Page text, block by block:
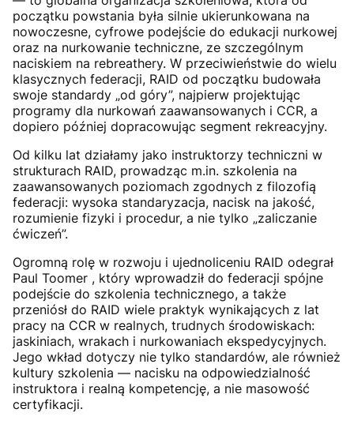
początku powstania była silnie ukierunkowana na
nowoczesne, cyfrowe podejście do edukacji nurkowej
oraz na nurkowanie techniczne, ze szczególnym
naciskiem na rebreathery. W przeciwieństwie do wielu
klasycznych federacji, RAID od początku budowała
swoje standardy „od góry”, najpierw projektując
programy dla nurkowań zaawansowanych i CCR, a
dopiero później dopracowując segment rekreacyjny.
Od kilku lat działamy jako instruktorzy techniczni w
strukturach RAID, prowadząc m.in. szkolenia na
zaawansowanych poziomach zgodnych z filozofią
federacji: wysoka standaryzacja, nacisk na jakość,
rozumienie fizyki i procedur, a nie tylko „zaliczanie
ćwiczeń”.
Ogromną rolę w rozwoju i ujednoliceniu RAID odegrał
Paul Toomer , który wprowadził do federacji spójne
podejście do szkolenia technicznego, a także
przeniósł do RAID wiele praktyk wynikających z lat
pracy na CCR w realnych, trudnych środowiskach:
jaskiniach, wrakach i nurkowaniach ekspedycyjnych.
Jego wkład dotyczy nie tylko standardów, ale również
kultury szkolenia — nacisku na odpowiedzialność
instruktora i realną kompetencję, a nie masowość
certyfikacji.